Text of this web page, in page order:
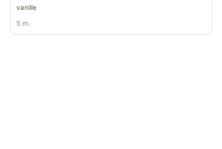
vanille
5 m.